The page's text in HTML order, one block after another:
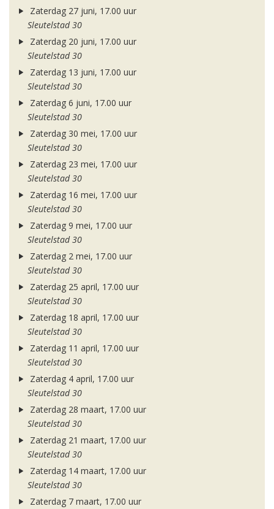
Zaterdag 27 juni, 17.00 uur
Sleutelstad 30
Zaterdag 20 juni, 17.00 uur
Sleutelstad 30
Zaterdag 13 juni, 17.00 uur
Sleutelstad 30
Zaterdag 6 juni, 17.00 uur
Sleutelstad 30
Zaterdag 30 mei, 17.00 uur
Sleutelstad 30
Zaterdag 23 mei, 17.00 uur
Sleutelstad 30
Zaterdag 16 mei, 17.00 uur
Sleutelstad 30
Zaterdag 9 mei, 17.00 uur
Sleutelstad 30
Zaterdag 2 mei, 17.00 uur
Sleutelstad 30
Zaterdag 25 april, 17.00 uur
Sleutelstad 30
Zaterdag 18 april, 17.00 uur
Sleutelstad 30
Zaterdag 11 april, 17.00 uur
Sleutelstad 30
Zaterdag 4 april, 17.00 uur
Sleutelstad 30
Zaterdag 28 maart, 17.00 uur
Sleutelstad 30
Zaterdag 21 maart, 17.00 uur
Sleutelstad 30
Zaterdag 14 maart, 17.00 uur
Sleutelstad 30
Zaterdag 7 maart, 17.00 uur